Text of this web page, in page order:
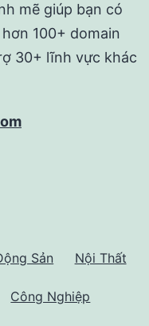
mẽ giúp bạn có
100+ domain
30+ lĩnh vực khác
Sản Nội Thất
Công Nghiệp